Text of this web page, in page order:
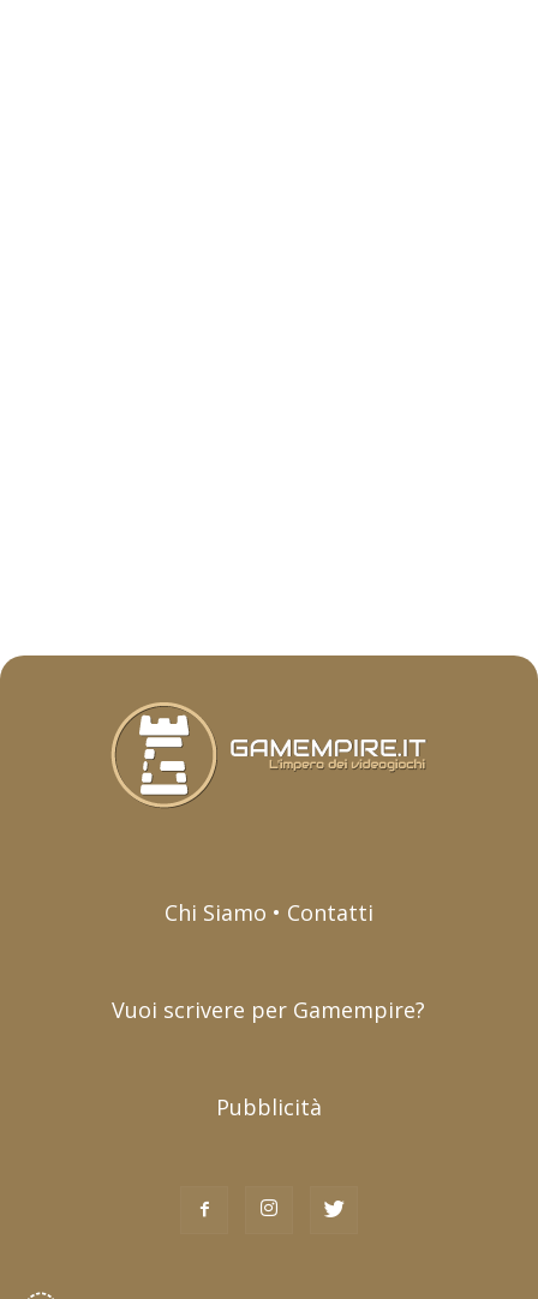
Chi Siamo • Contatti
Vuoi scrivere per Gamempire?
Pubblicità